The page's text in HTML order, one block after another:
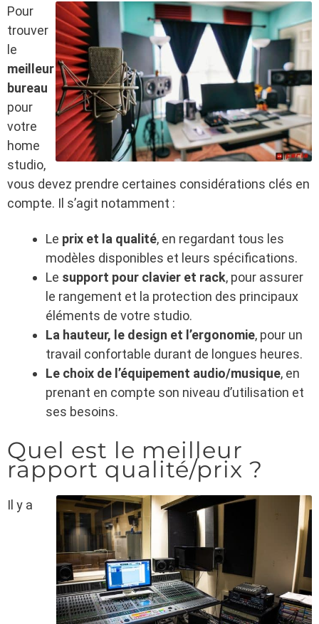
Pour
trouver
le
meilleur
bureau
pour
votre
home
studio,
vous devez prendre certaines considérations clés en
compte. Il s’agit notamment :
Le prix et la qualité, en regardant tous les
modèles disponibles et leurs spécifications.
Le support pour clavier et rack, pour assurer
le rangement et la protection des principaux
éléments de votre studio.
La hauteur, le design et l’ergonomie, pour un
travail confortable durant de longues heures.
Le choix de l’équipement audio/musique, en
prenant en compte son niveau d’utilisation et
ses besoins.
Quel est le meilleur
rapport qualité/prix ?
Il y a